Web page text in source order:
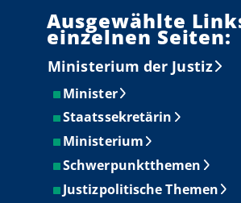
Ausgewählte
einzelnen Seiten:
Ministerium der Justiz
Minister
Staatssekretärin
Ministerium
Schwerpunktthemen
Justizpolitische Themen